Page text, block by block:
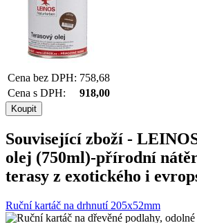
Cena bez DPH: 758,68
Cena s DPH:
918,00
Související zboží -
olej (750ml)-přírodní
terasy z exotického i
Ruční kartáč na drhnutí 205x52mm